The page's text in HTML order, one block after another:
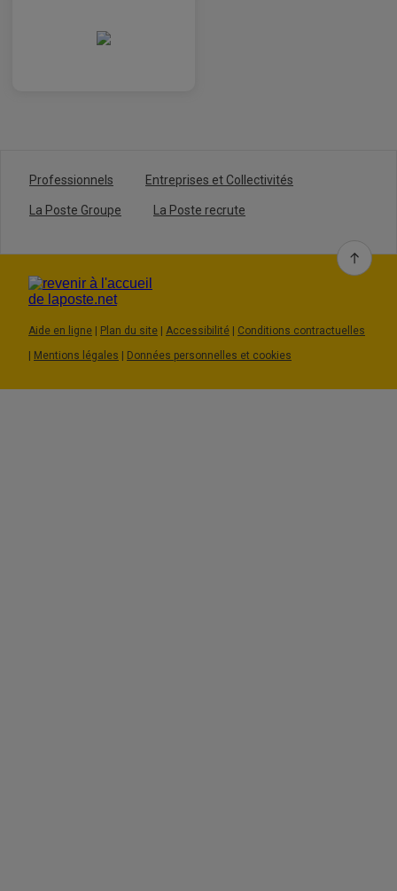
Professionnels Entreprises et Collectivités
La Poste Groupe La Poste recrute
Aide en ligne Plan du site Accessibilité
Conditions contractuelles
Mentions légales Données personnelles et cookies